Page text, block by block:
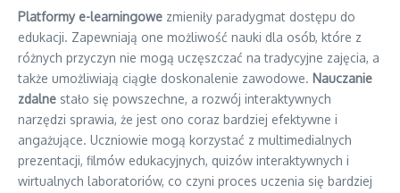
Platformy e-learningowe zmieniły paradygmat dostępu do
edukacji. Zapewniają one możliwość nauki dla osób, które z
różnych przyczyn nie mogą uczęszczać na tradycyjne zajęcia, a
także umożliwiają ciągłe doskonalenie zawodowe. Nauczanie
zdalne stało się powszechne, a rozwój interaktywnych
narzędzi sprawia, że jest ono coraz bardziej efektywne i
angażujące. Uczniowie mogą korzystać z multimedialnych
prezentacji, filmów edukacyjnych, quizów interaktywnych i
wirtualnych laboratoriów, co czyni proces uczenia się bardziej